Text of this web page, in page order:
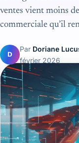
ventes vient moins
commerciale qu’il
D
Par Doriane
février 2026